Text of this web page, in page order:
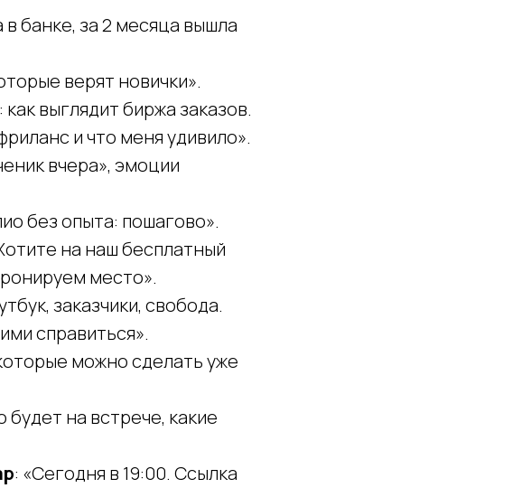
банке, за 2 месяца вышла
верят новички».
выглядит биржа заказов.
и что меня удивило».
вчера», эмоции
без опыта: пошагово».
на наш бесплатный
место».
заказчики, свобода.
справиться».
можно сделать уже
будет на встрече, какие
: «Сегодня в 19:00. Ссылка